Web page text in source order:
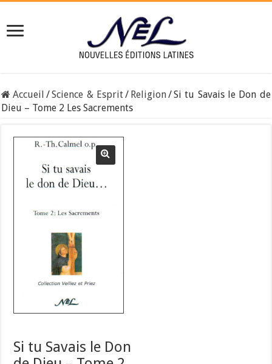
Accueil /Science & Esprit/ Religion/Si tu Savais le Don de
Dieu – Tome 2 Les Sacrements
Si tu Savais le Don